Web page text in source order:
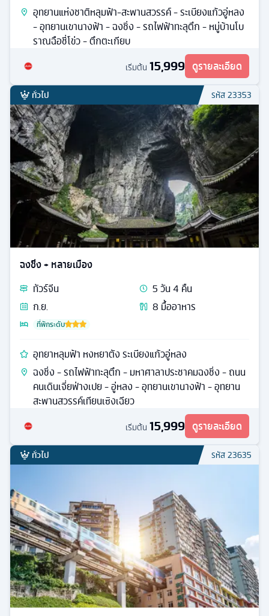
อุทยานแห่งชาติหลุมฟ้า-สะพานสวรรค์ - ระเบียงแก้วอู่หลง
- อุทยานเขานางฟ้า - ฉงชิ่ง - รถไฟฟ้าทะลุตึก - หมู่บ้านโบ
ราณฉือชี่โข่ว - ตึกตะเกียบ
เริ่มต้น 15,999 ดูรายละเอียด
ทั่วไป รหัส23353
ฉงชิ่ง + หลายเมือง
ทัวร์จีน 5วัน4 คืน
ก.ย.
8 มื้ออาหาร
ที่พักระดับ
อุทยาหลุมฟ้า หงหยาตัง ระเบียงแก้วอู่หลง
ฉงชิ่ง - รถไฟฟ้าทะลุตึก - มหาศาลาประชาคมฉงชิ่ง - ถนน
คนเดินเจี่ยฟ่างเปย - อู่หลง - อุทยานเขานางฟ้า - อุทยาน
สะพานสวรรค์เทียนเซิงเฉียว
เริ่มต้น 15,999 ดูรายละเอียด
ทั่วไป รหัส23635